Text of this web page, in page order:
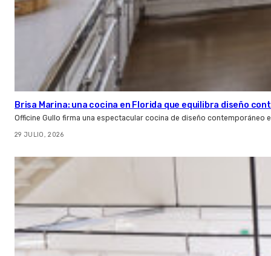
Brisa Marina: una cocina en Florida que equilibra diseño
Officine Gullo firma una espectacular cocina de diseño contemporáneo
29 JULIO, 2026